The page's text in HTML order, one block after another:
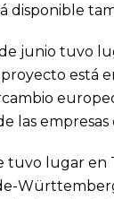
disponible
de junio tuvo
proyecto está
las
tuvo lugar en